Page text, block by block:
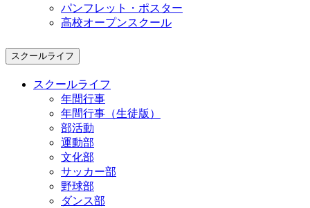
パンフレット・ポスター
高校オープンスクール
スクールライフ
スクールライフ
年間行事
年間行事（生徒版）
部活動
運動部
文化部
サッカー部
野球部
ダンス部